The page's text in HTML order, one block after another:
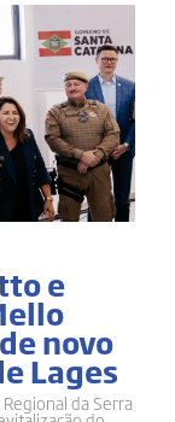
e
novo
Lages
da Serra